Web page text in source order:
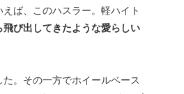
ば、このハスラー。軽ハイト
飛び出してきたような愛らしい
。その一方でホイールベース